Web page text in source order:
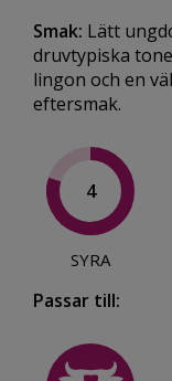
Smak: Lätt
druvtypiska
lingon och en
eftersmak.
4
SYRA
Passar till: